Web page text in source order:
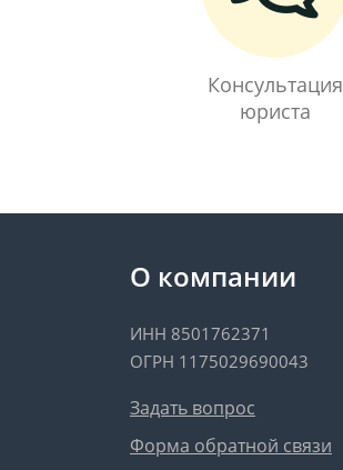
Консультация
юриста
О компании
ИНН 8501762371
ОГРН 1175029690043
Задать вопрос
Форма обратной связи